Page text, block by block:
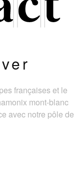
françaises et le
mont-blanc
avec notre pôle de